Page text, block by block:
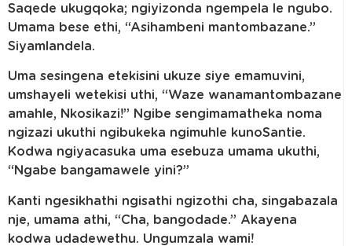
Saqede ukugqoka; ngiyizonda ngempela le ngubo.
Umama bese ethi, “Asihambeni mantombazane.”
Siyamlandela.
Uma sesingena etekisini ukuze siye emamuvini,
umshayeli wetekisi uthi, “Waze wanamantombazane
amahle, Nkosikazi!” Ngibe sengimamatheka noma
ngizazi ukuthi ngibukeka ngimuhle kunoSantie.
Kodwa ngiyacasuka uma esebuza umama ukuthi,
“Ngabe bangamawele yini?”
Kanti ngesikhathi ngisathi ngizothi cha, singabazala
nje, umama athi, “Cha, bangodade.” Akayena
kodwa udadewethu. Ungumzala wami!